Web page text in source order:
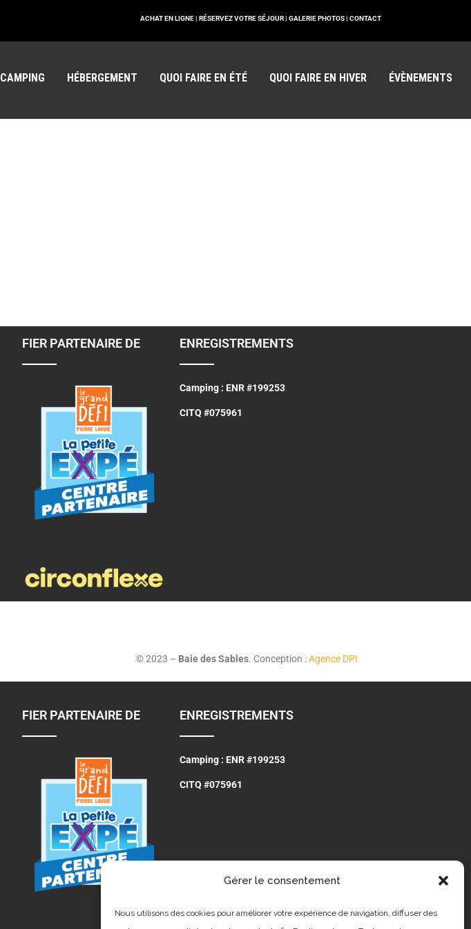
Gérer le consentement
Nous utilisons des cookies pour améliorer votre expérience de navigation, diffuser des
ACHAT EN LIGNE | RÉSERVEZ VOTRE SÉJOUR | GALERIE PHOTOS | CONTACT
CAMPING HÉBERGEMENT QUOI FAIRE EN ÉTÉ QUOI FAIRE EN HIVER ÉVÈNEMENTS
FIER PARTENAIRE DE ENREGISTREMENTS
Camping : ENR #199253
CITQ #075961
© 2023 – Baie des Sables. Conception :Agence DPI
FIER PARTENAIRE DE ENREGISTREMENTS
Camping : ENR #199253
CITQ #075961